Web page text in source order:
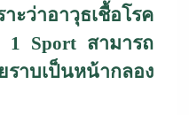
ะว่าอาวุธเชื้อโรค
1 Sport สามารถ
าบเป็นหน้ากลอง